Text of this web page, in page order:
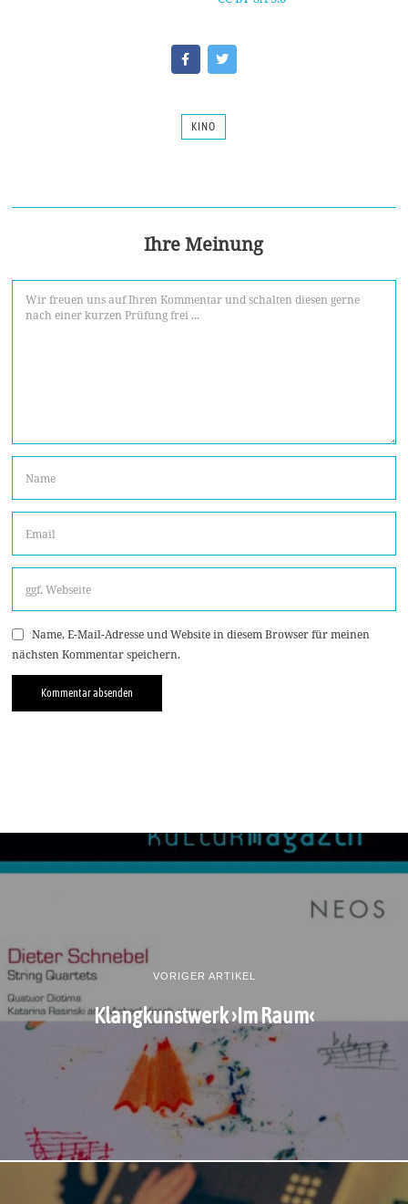
KINO
Ihre Meinung
Name, E-Mail-Adresse und Website in diesem Browser für meinen
nächsten Kommentar speichern.
VORIGER ARTIKEL
Klangkunstwerk ›Im Raum‹